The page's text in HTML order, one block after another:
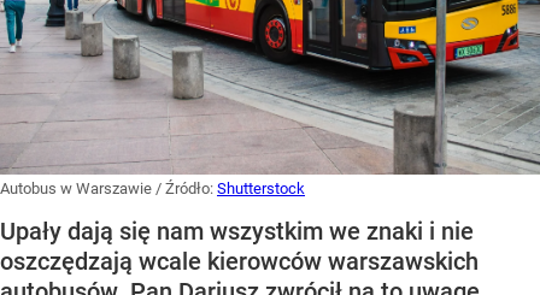
Autobus w Warszawie / Źródło: Shutterstock
Upały dają się nam wszystkim we znaki i nie
oszczędzają wcale kierowców warszawskich